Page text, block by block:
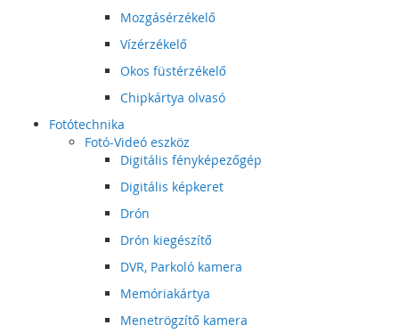
Mozgásérzékelő
Vízérzékelő
Okos füstérzékelő
Chipkártya olvasó
Fotótechnika
Fotó-Videó eszköz
Digitális fényképezőgép
Digitális képkeret
Drón
Drón kiegészítő
DVR, Parkoló kamera
Memóriakártya
Menetrögzítő kamera